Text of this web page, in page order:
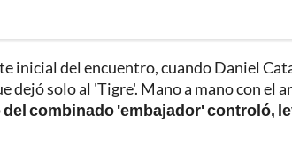
inicial del encuentro, cuando Daniel
dejó solo al 'Tigre'. Mano a mano con el
combinado 'embajador' controló,